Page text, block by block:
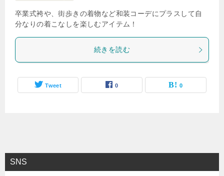
卒業式袴や、街歩きの着物など和装コーデにプラスして自
分なりの着こなしを楽しむアイテム！
続きを読む
Tweet 0 0
SNS